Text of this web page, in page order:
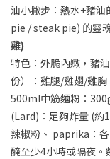
油小撇步：熱水+豬
pie / steak pie) 的靈
雞)
特色：外脆內嫩，豬
份）：雞腿/雞翅/雞
500ml中筋麵粉：
(Lard)：足夠炸量 (約
辣椒粉、 paprika：
醃至少4小時或隔夜